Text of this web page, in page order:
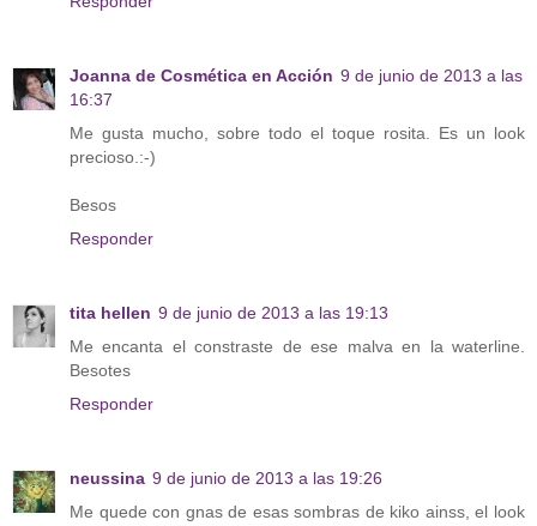
Joanna de Cosmética en Acción 9 de junio de 2013 a las
16:37
Me gusta mucho, sobre todo el toque rosita. Es un look
precioso.:-)
Besos
Responder
tita hellen 9 de junio de 2013 a las 19:13
Me encanta el constraste de ese malva en la waterline.
Besotes
Responder
neussina 9 de junio de 2013 a las 19:26
Me quede con gnas de esas sombras de kiko ainss, el look